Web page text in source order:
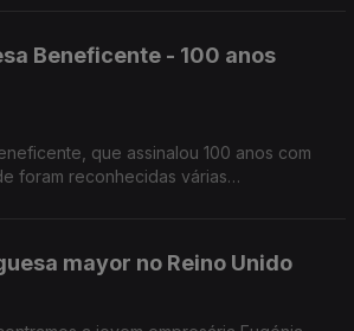
Beneficente - 100 anos
que assinalou 100 anos com
foram reconhecidas várias
mayor no Reino Unido